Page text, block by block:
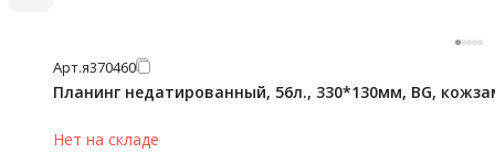
Арт.я370460
Планинг недатированный, 56л., 330*130мм, BG,
Нет на складе